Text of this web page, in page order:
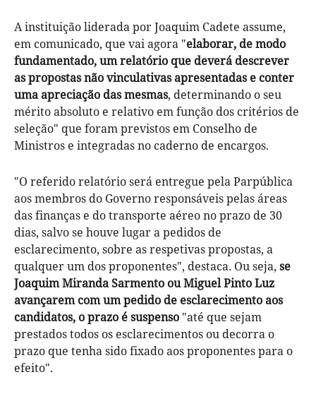
A instituição liderada por Joaquim Cadete assume,
em comunicado, que vai agora "elaborar, de modo
fundamentado, um relatório que deverá descrever
as propostas não vinculativas apresentadas e conter
uma apreciação das mesmas, determinando o seu
mérito absoluto e relativo em função dos critérios de
seleção" que foram previstos em Conselho de
Ministros e integradas no caderno de encargos.
"O referido relatório será entregue pela Parpública
aos membros do Governo responsáveis pelas áreas
das finanças e do transporte aéreo no prazo de 30
dias, salvo se houve lugar a pedidos de
esclarecimento, sobre as respetivas propostas, a
qualquer um dos proponentes", destaca. Ou seja, se
Joaquim Miranda Sarmento ou Miguel Pinto Luz
avançarem com um pedido de esclarecimento aos
candidatos, o prazo é suspenso "até que sejam
prestados todos os esclarecimentos ou decorra o
prazo que tenha sido fixado aos proponentes para o
efeito".